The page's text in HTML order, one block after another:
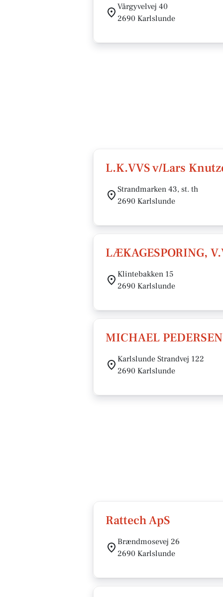
Vårgyvelvej 40
2690 Karlslunde
L.K.VVS v/Lars
Strandmarken 43, st. th
2690 Karlslunde
LÆKAGESPORING,
Klintebakken 15
2690 Karlslunde
MICHAEL
Karlslunde Strandvej 122
2690 Karlslunde
Rattech ApS
Brændmosevej 26
2690 Karlslunde